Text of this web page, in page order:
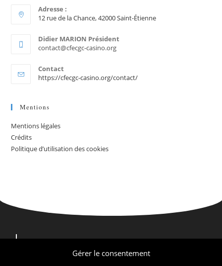
Gérer le consentement
Adresse :
12 rue de la Chance, 42000 Saint-Étienne
Didier MARION Président
contact@cfecgc-casino.org
Contact
https://cfecgc-casino.org/contact/
Mentions
Mentions légales
Crédits
Politique d’utilisation des cookies
Nous contacter
Nous trouver
Qui sommes-nous ?